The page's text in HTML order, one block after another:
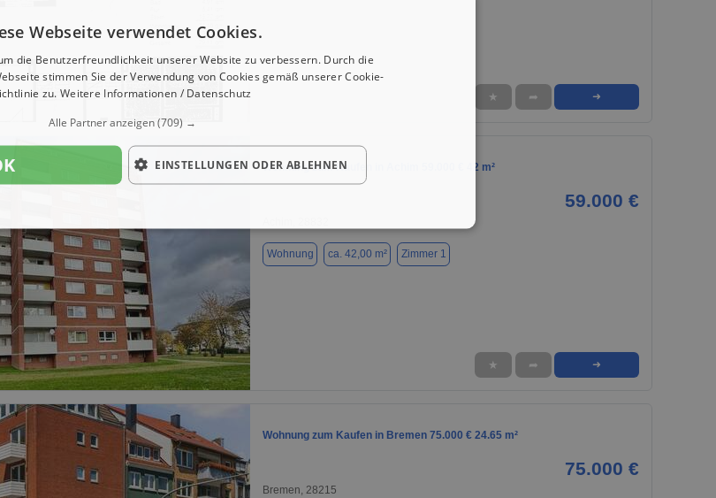
★ ➦ ➜
1 / 1
Wohnung zum Kaufen in Achim 59.000 € 42 m²
59.000 €
Wohnung ca. 42,00 m² Zimmer 1
★ ➦ ➜
Wohnung zum Kaufen in Bremen 75.000 € 24.65 m²
75.000 €
Bremen, 28215
Webseite verwendet Cookies.
die Benutzerfreundlichkeit unserer Website zu verbessern. Durch die
stimmen Sie der Verwendung von Cookies gemäß unserer Cookie-
zu. Weitere Informationen / Datenschutz
Alle Partner anzeigen(709) →
EINSTELLUNGEN ODER ABLEHNEN